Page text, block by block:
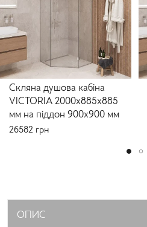
Скляна душова кабіна
VICTORIA 2000x885x885
мм на піддон 900х900 мм
26582 грн
ОПИС